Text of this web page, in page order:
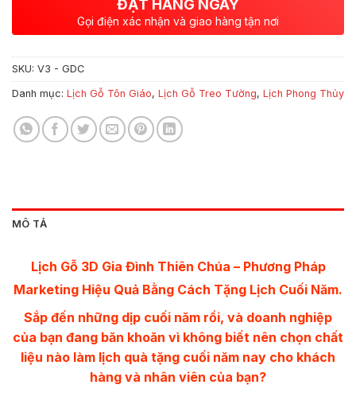
ĐẶT HÀNG NGAY
Gọi điện xác nhận và giao hàng tận nơi
SKU: V3 - GDC
Danh mục: Lịch Gỗ Tôn Giáo, Lịch Gỗ Treo Tường, Lịch Phong Thủy
MÔ TẢ
Lịch Gỗ 3D Gia Đình Thiên Chúa – Phương Pháp
Marketing Hiệu Quả Bằng Cách Tặng Lịch Cuối Năm.
Sắp đến những dịp cuối năm rồi, và doanh nghiệp
của bạn đang băn khoăn vì không biết nên chọn chất
liệu nào làm lịch quà tặng cuối năm nay cho khách
hàng và nhân viên của bạn?